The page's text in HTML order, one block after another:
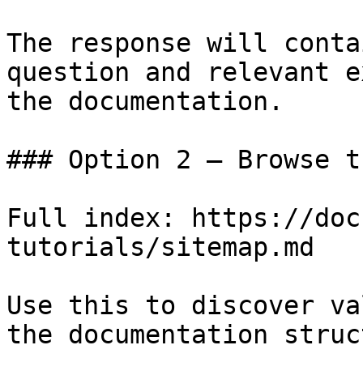
The response will
question and relevant
the documentation.
### Option 2 — Browse
Full index: https://
tutorials/sitemap.md
Use this to discover
the documentation